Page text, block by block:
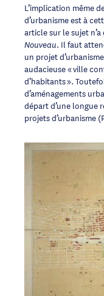
L’implication même
d’urbanisme est à
article sur le sujet
Nouveau. Il faut
un projet
audacieuse « ville
d’habitants ».
d’aménagements
départ d’une longue
projets d’urbanisme